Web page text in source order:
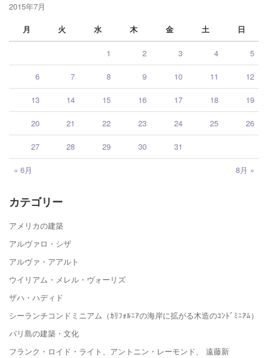
2015年7月
月
火 水 木 金 土 日
« 6月 8月 »
1 2 3 4 5
6 7 8 9 10 11 12
13 14 15 16 17 18 19
20 21 22 23 24 25 26
27 28 29 30 31
カテゴリー
アメリカの建築
アルヴァロ・シザ
アルヴァ・アアルト
ウイリアム・メレル・ヴォーリズ
ザハ・ハディド
シーランチコンドミニアム（ｶﾘﾌｫﾙﾆｱの海岸に拡がる木造のｺﾝﾄﾞﾐﾆｱﾑ）
バリ島の建築・文化
フランク・ロイド・ライト、アントニン・レーモンド、 遠藤新